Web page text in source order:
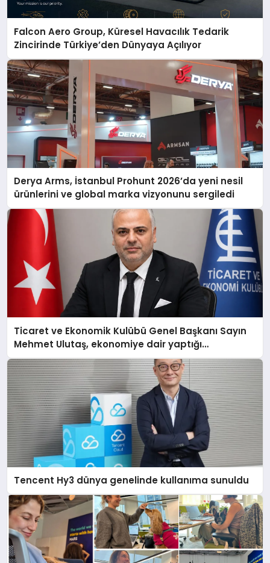
Falcon Aero Group, Küresel Havacılık Tedarik
Zincirinde Türkiye’den Dünyaya Açılıyor
Derya Arms, İstanbul Prohunt 2026’da yeni nesil
ürünlerini ve global marka vizyonunu sergiledi
Ticaret ve Ekonomik Kulübü Genel Başkanı Sayın
Mehmet Ulutaş, ekonomiye dair yaptığı
açıklamada şunları kaydetti:
Tencent Hy3 dünya genelinde kullanıma sunuldu